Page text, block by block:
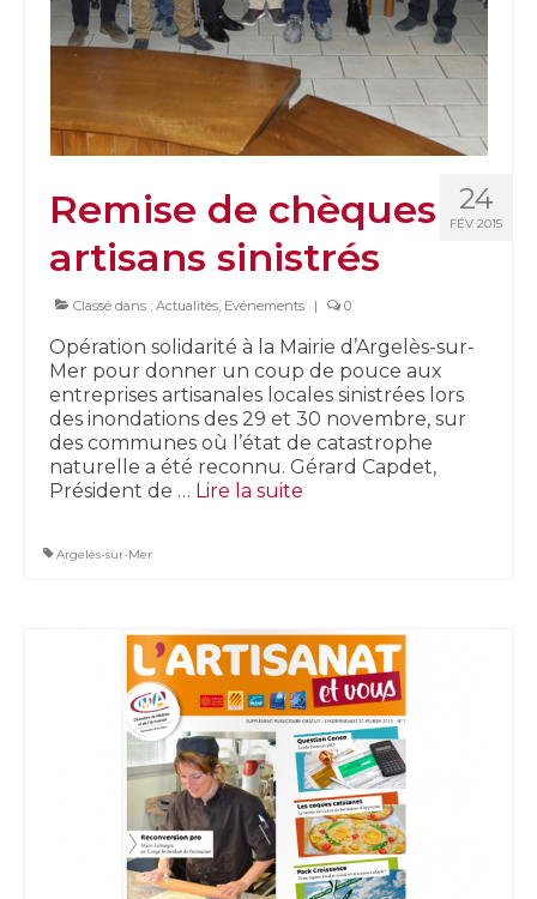
24
FÉV 2015
Remise de chèques
artisans sinistrés
Classé dans : Actualités, Evénements | 0
Opération solidarité à la Mairie d’Argelès-sur-
Mer pour donner un coup de pouce aux
entreprises artisanales locales sinistrées lors
des inondations des 29 et 30 novembre, sur
des communes où l’état de catastrophe
naturelle a été reconnu. Gérard Capdet,
Président de … Lire la suite­­
Argelès-sur-Mer